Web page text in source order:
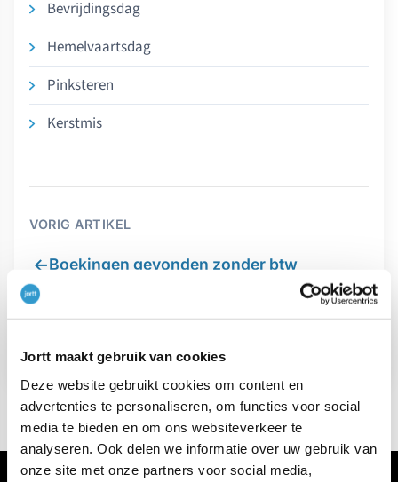
Jortt maakt gebruik van cookies
Deze website gebruikt cookies om content en
advertenties te personaliseren, om functies voor social
media te bieden en om ons websiteverkeer te
analyseren. Ook delen we informatie over uw gebruik van
onze site met onze partners voor social media,
Bevrijdingsdag
Hemelvaartsdag
Pinksteren
Kerstmis
VORIG ARTIKEL
←Boekingen gevonden zonder btw
VOLGEND ARTIKEL